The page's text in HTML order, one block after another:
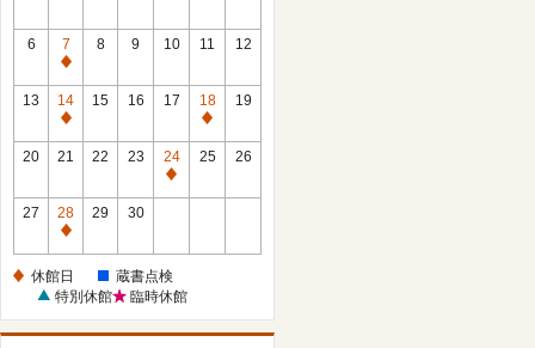
6
7
休
館
日
8 9 10 11 12
13
14
休
館
15 16 17
18
休
館
19
20 21 22 23
24
休
25 26
27
28
休
日
29 30
休館日
蔵書点検
特別休館
臨時休館